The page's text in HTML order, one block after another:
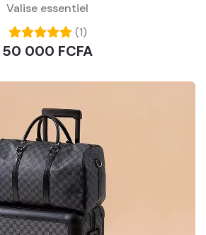
Valise essentiel
(1)
50 000 FCFA